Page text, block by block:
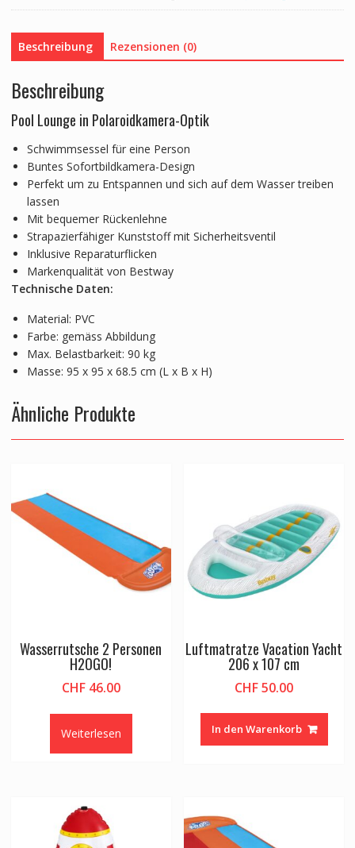
cm
Beschreibung Rezensionen (0)
Beschreibung
Pool Lounge in Polaroidkamera-Optik
Schwimmsessel für eine Person
Buntes Sofortbildkamera-Design
Perfekt um zu Entspannen und sich auf dem Wasser treiben
lassen
Mit bequemer Rückenlehne
Strapazierfähiger Kunststoff mit Sicherheitsventil
Inklusive Reparaturflicken
Markenqualität von Bestway
Technische Daten:
Material: PVC
Farbe: gemäss Abbildung
Max. Belastbarkeit: 90 kg
Masse: 95 x 95 x 68.5 cm (L x B x H)
Ähnliche Produkte
Wasserrutsche 2 Personen
H2OGO!
CHF46.00
Weiterlesen
Luftmatratze Vacation Yacht
206 x 107 cm
CHF50.00
In den Warenkorb